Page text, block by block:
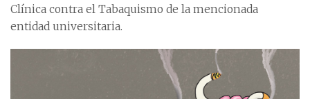
Clínica contra el Tabaquismo de la mencionada
entidad universitaria.